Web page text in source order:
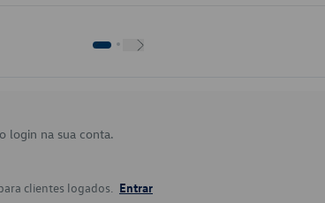
login na sua conta.
clientes logados. Entrar